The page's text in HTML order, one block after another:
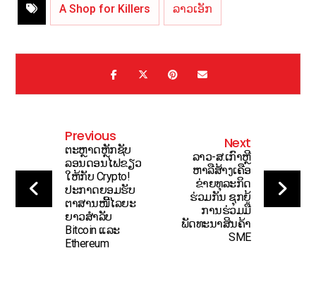
A Shop for Killers ລາວເອັກ
Previous
ຕະຫຼາດຫຼັກຊັບ
ລອນດອນໄຟຂຽວ
ໃຫ້ກັບ Crypto!
ປະກາດຍອມຮັບ
ຕາສານໜີ້ໄລຍະ
ຍາວສໍາລັບ
Bitcoin ແລະ
Ethereum
Next
ລາວ-ສ.ເກົາຫຼີ
ຫາລືສ້າງເຄືອ
ຂ່າຍທຸລະກິດ
ຮ່ວມກັນ ຊຸກຍູ້
ການຮ່ວມມື
ພັດທະນາສິນຄ້າ
SME